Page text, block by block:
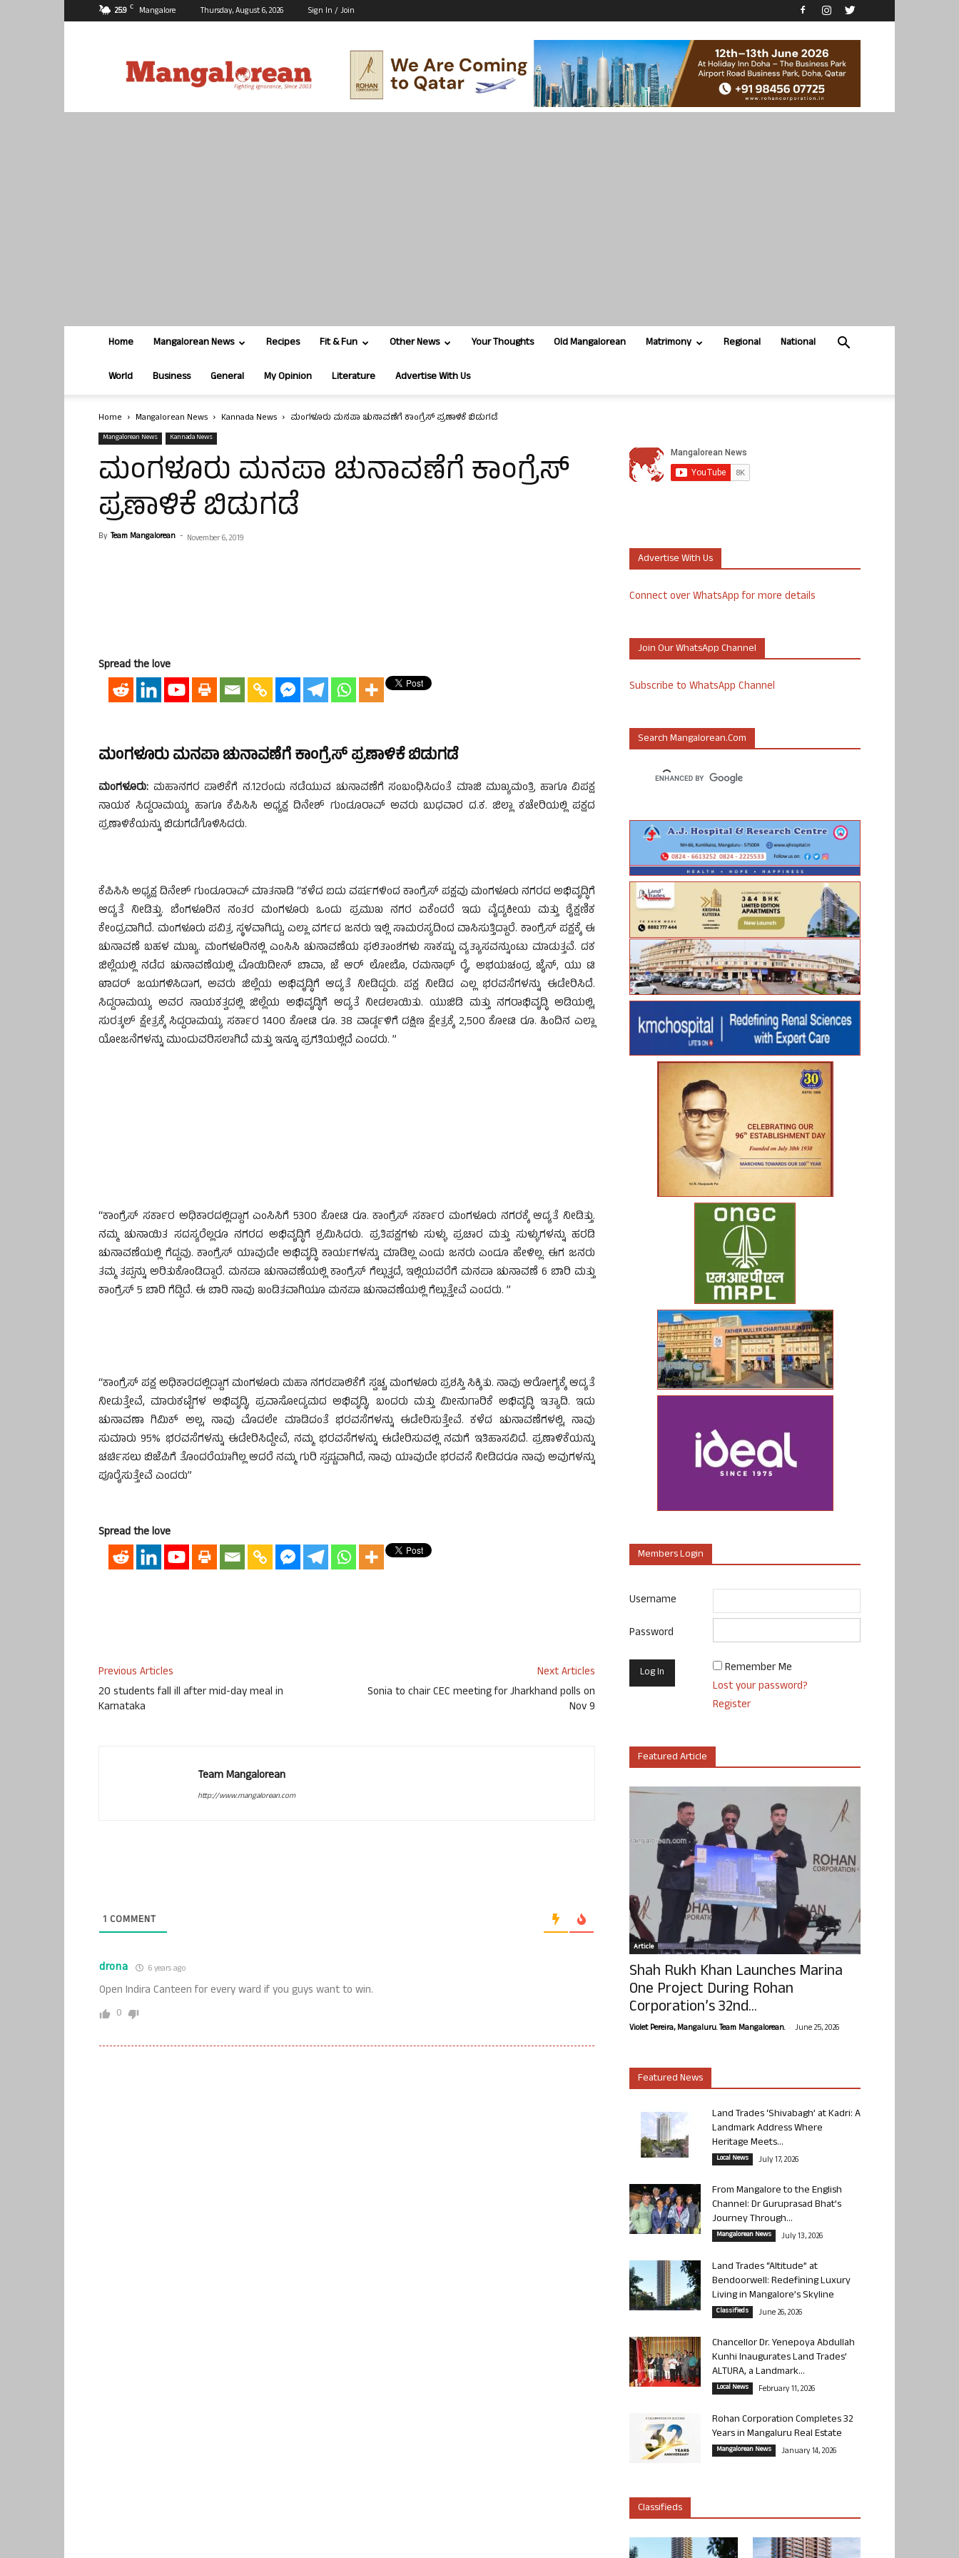
25.9 C Mangalore Thursday, August 6, 2026 Sign In / Join
Home Mangalorean News Recipes Fit & Fun Other News Your Thoughts Old Mangalorean Matrimony Regional National
World Business General My Opinion Literature Advertise With Us
Home Mangalorean News Kannada News ಮಂಗಳೂರು ಮನಪಾ ಚುನಾವಣೆಗೆ ಕಾಂಗ್ರೆಸ್ ಪ್ರಣಾಳಿಕೆ ಬಿಡುಗಡೆ
Mangalorean News Kannada News
ಮಂಗಳೂರು ಮನಪಾ ಚುನಾವಣೆಗೆ ಕಾಂಗ್ರೆಸ್
ಪ್ರಣಾಳಿಕೆ ಬಿಡುಗಡೆ
By Team Mangalorean - November 6, 2019
Spread the love
ಮಂಗಳೂರು ಮನಪಾ ಚುನಾವಣೆಗೆ ಕಾಂಗ್ರೆಸ್ ಪ್ರಣಾಳಿಕೆ ಬಿಡುಗಡೆ
ಮಂಗಳೂರು: ಮಹಾನಗರ ಪಾಲಿಕೆಗೆ ನ.12ರಂದು ನಡೆಯುವ ಚುನಾವಣೆಗೆ ಸಂಬಂಧಿಸಿದಂತೆ ಮಾಜಿ ಮುಖ್ಯಮಂತ್ರಿ ಹಾಗೂ ವಿಪಕ್ಷ
ನಾಯಕ ಸಿದ್ದರಾಮಯ್ಯ ಹಾಗೂ ಕೆಪಿಸಿಸಿ ಅಧ್ಯಕ್ಷ ದಿನೇಶ್ ಗುಂಡೂರಾವ್ ಅವರು ಬುಧವಾರ ದ.ಕ. ಜಿಲ್ಲಾ ಕಚೇರಿಯಲ್ಲಿ ಪಕ್ಷದ
ಪ್ರಣಾಳಿಕೆಯನ್ನು ಬಿಡುಗಡೆಗೊಳಿಸಿದರು.
ಕೆಪಿಸಿಸಿ ಅಧ್ಯಕ್ಷ ದಿನೇಶ್ ಗುಂಡೂರಾವ್ ಮಾತನಾಡಿ “ಕಳೆದ ಐದು ವರ್ಷಗಳಿಂದ ಕಾಂಗ್ರೆಸ್ ಪಕ್ಷವು ಮಂಗಳೂರು ನಗರದ ಅಭಿವೃದ್ಧಿಗೆ
ಆದ್ಯತೆ ನೀಡಿತ್ತು. ಬೆಂಗಳೂರಿನ ನಂತರ ಮಂಗಳೂರು ಒಂದು ಪ್ರಮುಖ ನಗರ ಏಕೆಂದರೆ ಇದು ವೈದ್ಯಕೀಯ ಮತ್ತು ಶೈಕ್ಷಣಿಕ
ಕೇಂದ್ರವಾಗಿದೆ. ಮಂಗಳೂರು ಪವಿತ್ರ ಸ್ಥಳವಾಗಿದ್ದು, ಎಲ್ಲಾ ವರ್ಗದ ಜನರು ಇಲ್ಲಿ ಸಾಮರಸ್ಯದಿಂದ ವಾಸಿಸುತ್ತಿದ್ದಾರೆ. ಕಾಂಗ್ರೆಸ್ ಪಕ್ಷಕ್ಕೆ ಈ
ಚುನಾವಣೆ ಬಹಳ ಮುಖ್ಯ. ಮಂಗಳೂರಿನಲ್ಲಿ ಎಂಸಿಸಿ ಚುನಾವಣೆಯ ಫಲಿತಾಂಶಗಳು ಸಾಕಷ್ಟು ವ್ಯತ್ಯಾಸವನ್ನುಂಟು ಮಾಡುತ್ತವೆ. ದಕ
ಜಿಲ್ಲೆಯಲ್ಲಿ ನಡೆದ ಚುನಾವಣೆಯಲ್ಲಿ ಮೊಯಿದೀನ್ ಬಾವಾ, ಜೆ ಆರ್ ಲೋಬೊ, ರಮನಾಥ್ ರೈ, ಅಭಯಚಂದ್ರ ಜೈನ್, ಯು ಟಿ
ಖಾದರ್ ಜಯಗಳಿಸಿದಾಗ, ಅವರು ಜಿಲ್ಲೆಯ ಅಭಿವೃದ್ಧಿಗೆ ಆದ್ಯತೆ ನೀಡಿದ್ದರು. ಪಕ್ಷ ನೀಡಿದ ಎಲ್ಲ ಭರವಸೆಗಳನ್ನು ಈಡೇರಿಸಿದೆ.
ಸಿದ್ದರಾಮಯ್ಯ ಅವರ ನಾಯಕತ್ವದಲ್ಲಿ ಜಿಲ್ಲೆಯ ಅಭಿವೃದ್ಧಿಗೆ ಆದ್ಯತೆ ನೀಡಲಾಯಿತು. ಯುಜಿಡಿ ಮತ್ತು ನಗರಾಭಿವೃದ್ಧಿ ಅಡಿಯಲ್ಲಿ,
ಸುರತ್ಕಲ್ ಕ್ಷೇತ್ರಕ್ಕೆ ಸಿದ್ದರಾಮಯ್ಯ ಸರ್ಕಾರ 1400 ಕೋಟಿ ರೂ. 38 ವಾರ್ಡ್ಗಳಿಗೆ ದಕ್ಷಿಣ ಕ್ಷೇತ್ರಕ್ಕೆ 2,500 ಕೋಟಿ ರೂ. ಹಿಂದಿನ ಎಲ್ಲಾ
ಯೋಜನೆಗಳನ್ನು ಮುಂದುವರಿಸಲಾಗಿದೆ ಮತ್ತು ಇನ್ನೂ ಪ್ರಗತಿಯಲ್ಲಿದೆ ಎಂದರು. ”
“ಕಾಂಗ್ರೆಸ್ ಸರ್ಕಾರ ಅಧಿಕಾರದಲ್ಲಿದ್ದಾಗ ಎಂಸಿಸಿಗೆ 5300 ಕೋಟಿ ರೂ. ಕಾಂಗ್ರೆಸ್ ಸರ್ಕಾರ ಮಂಗಳೂರು ನಗರಕ್ಕೆ ಆದ್ಯತೆ ನೀಡಿತ್ತು.
ನಮ್ಮ ಚುನಾಯಿತ ಸದಸ್ಯರೆಲ್ಲರೂ ನಗರದ ಅಭಿವೃದ್ಧಿಗೆ ಶ್ರಮಿಸಿದರು. ಪ್ರತಿಪಕ್ಷಗಳು ಸುಳ್ಳು ಪ್ರಚಾರ ಮತ್ತು ಸುಳ್ಳುಗಳನ್ನು ಹರಡಿ
ಚುನಾವಣೆಯಲ್ಲಿ ಗೆದ್ದವು. ಕಾಂಗ್ರೆಸ್ ಯಾವುದೇ ಅಭಿವೃದ್ಧಿ ಕಾರ್ಯಗಳನ್ನು ಮಾಡಿಲ್ಲ ಎಂದು ಜನರು ಎಂದೂ ಹೇಳಿಲ್ಲ. ಈಗ ಜನರು
ತಮ್ಮ ತಪ್ಪನ್ನು ಅರಿತುಕೊಂಡಿದ್ದಾರೆ. ಮನಪಾ ಚುನಾವಣೆಯಲ್ಲಿ ಕಾಂಗ್ರೆಸ್ ಗೆಲ್ಲುತ್ತದೆ, ಇಲ್ಲಿಯವರೆಗೆ ಮನಪಾ ಚುನಾವಣೆ 6 ಬಾರಿ ಮತ್ತು
ಕಾಂಗ್ರೆಸ್ 5 ಬಾರಿ ಗೆದ್ದಿದೆ. ಈ ಬಾರಿ ನಾವು ಖಂಡಿತವಾಗಿಯೂ ಮನಪಾ ಚುನಾವಣೆಯಲ್ಲಿ ಗೆಲ್ಲುತ್ತೇವೆ ಎಂದರು. ”
“ಕಾಂಗ್ರೆಸ್ ಪಕ್ಷ ಅಧಿಕಾರದಲ್ಲಿದ್ದಾಗ ಮಂಗಳೂರು ಮಹಾ ನಗರಪಾಲಿಕೆಗೆ ಸ್ವಚ್ಚ ಮಂಗಳೂರು ಪ್ರಶಸ್ತಿ ಸಿಕ್ಕಿತು. ನಾವು ಆರೋಗ್ಯಕ್ಕೆ ಆದ್ಯತೆ
ನೀಡುತ್ತೇವೆ, ಮಾರುಕಟ್ಟೆಗಳ ಅಭಿವೃದ್ಧಿ, ಪ್ರವಾಸೋದ್ಯಮದ ಅಭಿವೃದ್ಧಿ, ಬಂದರು ಮತ್ತು ಮೀನುಗಾರಿಕೆ ಅಭಿವೃದ್ಧಿ ಇತ್ಯಾದಿ. ಇದು
ಚುನಾವಣಾ ಗಿಮಿಕ್ ಅಲ್ಲ, ನಾವು ಮೊದಲೇ ಮಾಡಿದಂತೆ ಭರವಸೆಗಳನ್ನು ಈಡೇರಿಸುತ್ತೇವೆ. ಕಳೆದ ಚುನಾವಣೆಗಳಲ್ಲಿ, ನಾವು
ಸುಮಾರು 95% ಭರವಸೆಗಳನ್ನು ಈಡೇರಿಸಿದ್ದೇವೆ, ನಮ್ಮ ಭರವಸೆಗಳನ್ನು ಈಡೇರಿಸುವಲ್ಲಿ ನಮಗೆ ಇತಿಹಾಸವಿದೆ. ಪ್ರಣಾಳಿಕೆಯನ್ನು
ಚರ್ಚಿಸಲು ಬಿಜೆಪಿಗೆ ತೊಂದರೆಯಾಗಿಲ್ಲ ಆದರೆ ನಮ್ಮ ಗುರಿ ಸ್ಪಷ್ಟವಾಗಿದೆ, ನಾವು ಯಾವುದೇ ಭರವಸೆ ನೀಡಿದರೂ ನಾವು ಅವುಗಳನ್ನು
ಪೂರೈಸುತ್ತೇವೆ ಎಂದರು”
Spread the love
Previous Articles
20 students fall ill after mid-day meal in
Karnataka
Next Articles
Sonia to chair CEC meeting for Jharkhand polls on
Nov 9
Team Mangalorean
http://www.mangalorean.com
1 COMMENT
drona 6 years ago
Open Indira Canteen for every ward if you guys want to win.
0
Advertise With Us
Connect over WhatsApp for more details
Join Our WhatsApp Channel
Subscribe to WhatsApp Channel
Search Mangalorean.com
Members Login
Username
Password
Remember Me
Lost your password?
Register
Featured Article
Article
Shah Rukh Khan Launches Marina
One Project During Rohan
Corporation’s 32nd...
Violet Pereira, Mangaluru. Team Mangalorean. - June 25, 2026
Featured News
Land Trades ‘Shivabagh’ at Kadri: A
Landmark Address Where
Heritage Meets...
Local News July 17, 2026
From Mangalore to the English
Channel: Dr Guruprasad Bhat’s
Journey Through...
Mangalorean News July 13, 2026
Land Trades “Altitude” at
Bendoorwell: Redefining Luxury
Living in Mangalore’s Skyline
Classifieds June 26, 2026
Chancellor Dr. Yenepoya Abdullah
Kunhi Inaugurates Land Trades’
ALTURA, a Landmark...
Local News February 11, 2026
Rohan Corporation Completes 32
Years in Mangaluru Real Estate
Mangalorean News January 14, 2026
Classifieds